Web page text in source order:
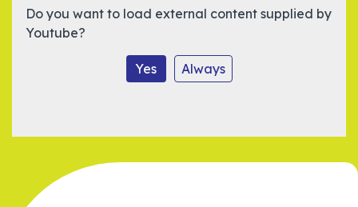
Do you want to load external content supplied by
Youtube?
Yes Always